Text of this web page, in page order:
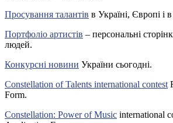
Просування талантів в Україні, Європі і в
Портфоліо артистів – персональні
людей.
Конкурсні новини України сьогодні.
Constellation of Talents international contest
Form.
Constellation: Power of Music international